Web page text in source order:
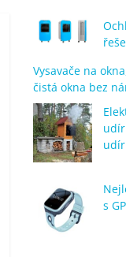
Vysavače na
čistá okna bez
s